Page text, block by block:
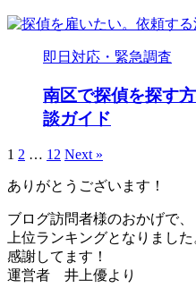
即日対応・緊急調査
南区で探偵を探す
談ガイド
1 2 … 12 Next »
ありがとうございます！
ブログ訪問者様のおかげで、
上位ランキングとなりました
感謝してます！
運営者 井上優より